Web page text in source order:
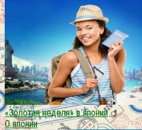
«Золотая неделя» в японии
О японии